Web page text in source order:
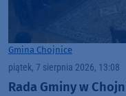
Gmina Chojnice
piątek, 7 sierpnia 2026, 13:08
Rada Gminy w